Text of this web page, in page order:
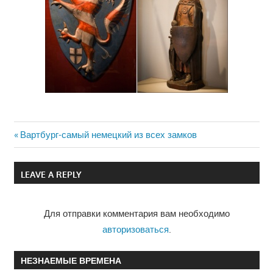
Навигация
по
Previous
Post:
Вартбург-самый немецкий из всех замков
LEAVE A REPLY
Для отправки комментария вам необходимо
авторизоваться
НЕЗНАЕМЫЕ ВРЕМЕНА